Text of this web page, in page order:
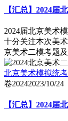
【汇总】2024届
2024届北京美术
十分关注本次美
京美术二模考题
北京美术模拟统考
卷20242023/10/24
【汇总】2024届